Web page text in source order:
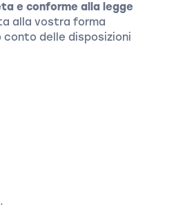
e conforme alla legge
alla vostra forma
conto delle disposizioni